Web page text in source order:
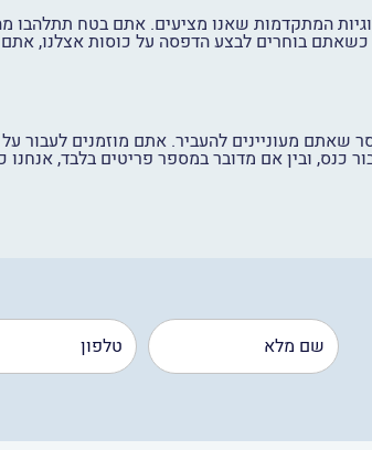
המתקדמות שאנו מציעים. אתם בטח תתלהבו
בוחרים לבצע הדפסה על כוסות אצלנו, אתם
כנס, ובין אם מדובר במספר פריטים בלבד,